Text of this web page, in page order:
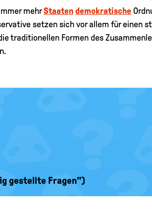
mehrStaaten demokratische
setzen sich vor allem für einen
traditionellen Formen des
gestellte Fragen")